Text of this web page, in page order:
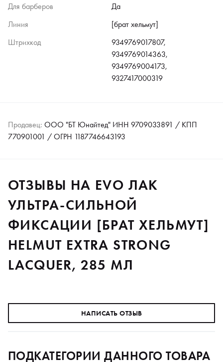
Для барберов
Да
Линия
[брат хельмут]
Штрихкод
9349769017807,
9349769014363,
9349769004173,
9327417000319
Продавец: ООО "БТ Юнайтед" ИНН 9709033891 / КПП
770901001 / ОГРН 1187746643193
ОТЗЫВЫ НА EVO ЛАК
УЛЬТРА-СИЛЬНОЙ
ФИКСАЦИИ [БРАТ ХЕЛЬМУТ]
HELMUT EXTRA STRONG
LACQUER, 285 МЛ
НАПИСАТЬ ОТЗЫВ
ПОДКАТЕГОРИИ ДАННОГО ТОВАРА